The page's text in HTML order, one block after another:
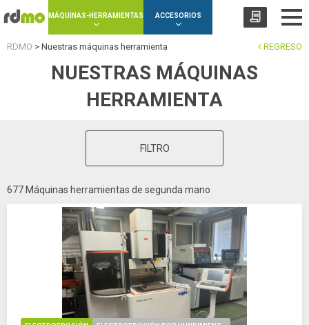
MÁQUINAS-HERRAMIENTAS ACCESORIOS
REGRESO
RDMO > Nuestras máquinas herramienta
NUESTRAS MÁQUINAS
HERRAMIENTA
FILTRO
677 Máquinas herramientas de segunda mano